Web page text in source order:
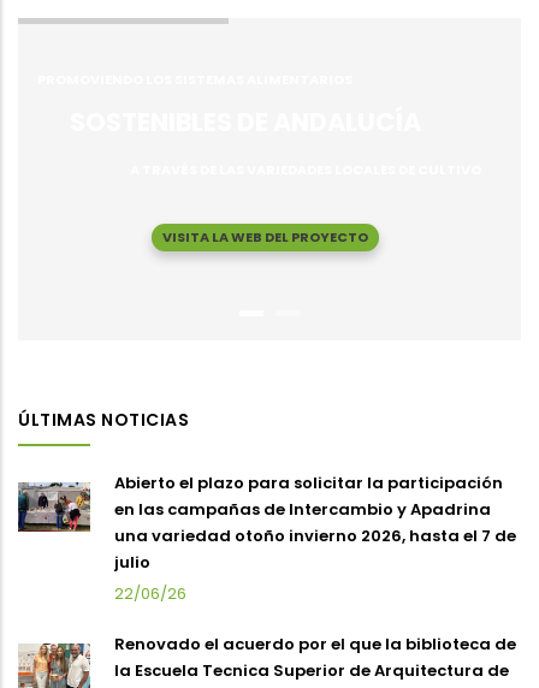
VISITA LA WEB DEL PROYECTO
ÚLTIMAS NOTICIAS
Abierto el plazo para solicitar la participación
en las campañas de Intercambio y Apadrina
una variedad otoño invierno 2026, hasta el 7 de
julio
22/06/26
Renovado el acuerdo por el que la biblioteca de
la Escuela Tecnica Superior de Arquitectura de